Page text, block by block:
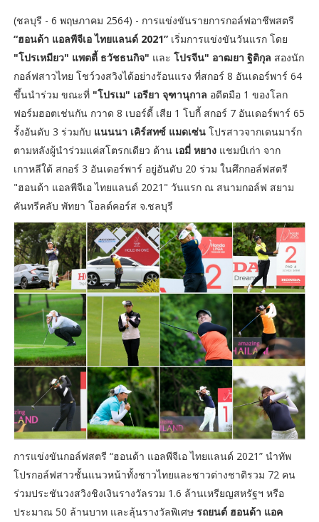
(ชลบุรี - 6 พฤษภาคม 2564) - การแข่งขันรายการกอล์ฟอาชีพสตรี
“ฮอนด้า แอลพีจีเอ ไทยแลนด์ 2021”เริ่มการแข่งขันวันแรก โดย
"โปรเหมียว" แพตตี้ ธวัชธนกิจ" และ โปรจีน" อาฒยา ฐิติกุล สองนัก
กอล์ฟสาวไทย โชว์วงสวิงได้อย่างร้อนแรง ที่สกอร์ 8 อันเดอร์พาร์ 64
ขึ้นนำร่วม ขณะที่ "โปรเม" เอรียา จุฑานุกาล อดีตมือ 1 ของโลก
ฟอร์มฮอตเช่นกัน กวาด 8 เบอร์ดี้ เสีย 1 โบกี้ สกอร์ 7 อันเดอร์พาร์ 65
รั้งอันดับ 3 ร่วมกับ แนนนา เคิร์สทซ์ แมดเซ่นโปรสาวจากเดนมาร์ก
ตามหลังผู้นำร่วมแค่สโตรกเดียว ด้านเอมี่ หยาง แชมป์เก่า จาก
เกาหลีใต้ สกอร์ 3 อันเดอร์พาร์ อยู่อันดับ 20 ร่วม ในศึกกอล์ฟสตรี
"ฮอนด้า แอลพีจีเอ ไทยแลนด์ 2021" วันแรก ณ สนามกอล์ฟ สยาม
คันทรีคลับ พัทยา โอลด์คอร์ส จ.ชลบุรี
การแข่งขันกอล์ฟสตรี “ฮอนด้า แอลพีจีเอ ไทยแลนด์ 2021” นำทัพ
โปรกอล์ฟสาวชั้นแนวหน้าทั้งชาวไทยและชาวต่างชาติรวม 72 คน
ร่วมประชันวงสวิงชิงเงินรางวัลรวม 1.6 ล้านเหรียญสหรัฐฯ หรือ
ประมาณ 50 ล้านบาท และลุ้นรางวัลพิเศษ รถยนต์ ฮอนด้า แอค